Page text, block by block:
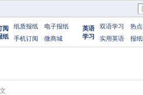
阅
纸
纸质报纸
电子报纸
手机订阅
微商城
英语
学习
双语学习
热
实用英语
报